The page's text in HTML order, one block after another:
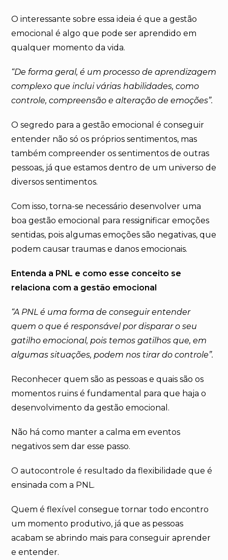
O interessante sobre essa ideia é que a gestão
emocional é algo que pode ser aprendido em
qualquer momento da vida.
“De forma geral, é um processo de aprendizagem
complexo que inclui várias habilidades, como
controle, compreensão e alteração de emoções”.
O segredo para a gestão emocional é conseguir
entender não só os próprios sentimentos, mas
também compreender os sentimentos de outras
pessoas, já que estamos dentro de um universo de
diversos sentimentos.
Com isso, torna-se necessário desenvolver uma
boa gestão emocional para ressignificar emoções
sentidas, pois algumas emoções são negativas, que
podem causar traumas e danos emocionais.
Entenda a PNL e como esse conceito se
relaciona com a gestão emocional
“A PNL é uma forma de conseguir entender
quem o que é responsável por disparar o seu
gatilho emocional, pois temos gatilhos que, em
algumas situações, podem nos tirar do controle”.
Reconhecer quem são as pessoas e quais são os
momentos ruins é fundamental para que haja o
desenvolvimento da gestão emocional.
Não há como manter a calma em eventos
negativos sem dar esse passo.
O autocontrole é resultado da flexibilidade que é
ensinada com a PNL.
Quem é flexível consegue tornar todo encontro
um momento produtivo, já que as pessoas
acabam se abrindo mais para conseguir aprender
e entender.